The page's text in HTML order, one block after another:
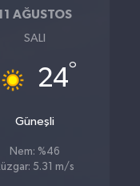
AĞUSTOS
SALI
24°
Güneşli
Nem: %46
5.31 m/s